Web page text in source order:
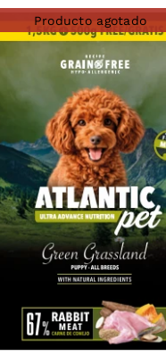
Producto agotado
DETAILS